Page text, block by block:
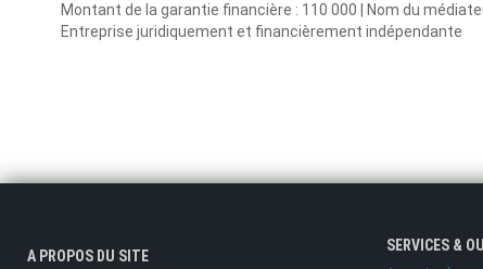
Montant de la garantie financière : 110 000 | Nom du
Entreprise juridiquement et financièrement indépendante
A PROPOS DU SITE
SERVICES &